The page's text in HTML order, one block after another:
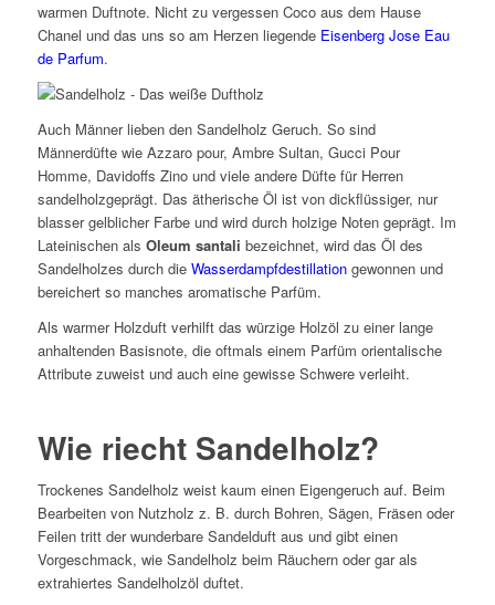
warmen Duftnote. Nicht zu vergessen Coco aus dem Hause
Chanel und das uns so am Herzen liegende Eisenberg Jose Eau
de Parfum.
Auch Männer lieben den Sandelholz Geruch. So sind
Männerdüfte wie Azzaro pour, Ambre Sultan, Gucci Pour
Homme, Davidoffs Zino und viele andere Düfte für Herren
sandelholzgeprägt. Das ätherische Öl ist von dickflüssiger, nur
blasser gelblicher Farbe und wird durch holzige Noten geprägt. Im
Lateinischen als Oleum santali bezeichnet, wird das Öl des
Sandelholzes durch die Wasserdampfdestillationgewonnen und
bereichert so manches aromatische Parfüm.
Als warmer Holzduft verhilft das würzige Holzöl zu einer lange
anhaltenden Basisnote, die oftmals einem Parfüm orientalische
Attribute zuweist und auch eine gewisse Schwere verleiht.
Wie riecht Sandelholz?
Trockenes Sandelholz weist kaum einen Eigengeruch auf. Beim
Bearbeiten von Nutzholz z. B. durch Bohren, Sägen, Fräsen oder
Feilen tritt der wunderbare Sandelduft aus und gibt einen
Vorgeschmack, wie Sandelholz beim Räuchern oder gar als
extrahiertes Sandelholzöl duftet.